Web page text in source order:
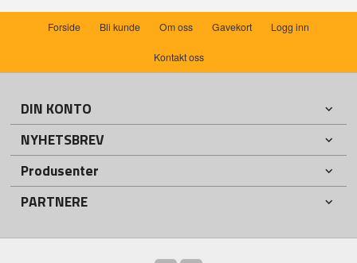
Forside Bli kunde Om oss Gavekort Logg inn
Kontakt oss
DIN KONTO
NYHETSBREV
Produsenter
PARTNERE